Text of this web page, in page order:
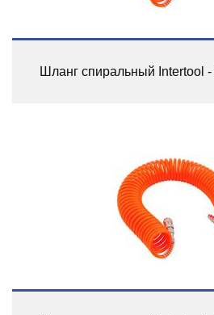
Шланг спиральный Intertool